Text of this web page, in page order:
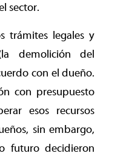
sector.
trámites legales y
demolición del
con el dueño.
con presupuesto
esos recursos
sin embargo,
futuro decidieron